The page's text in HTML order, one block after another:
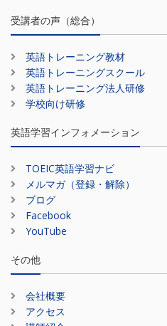
受講者の声（総合）
英語トレーニング教材
英語トレーニングスクール
英語トレーニング法人研修
学校向け研修
英語学習インフォメーション
TOEIC英語学習ナビ
メルマガ（登録・解除）
ブログ
Facebook
YouTube
その他
会社概要
アクセス